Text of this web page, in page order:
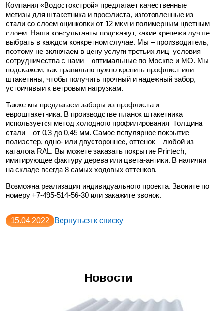
Компания «Водостокстрой» предлагает качественные
метизы для штакетника и профлиста, изготовленные из
стали со слоем оцинковки от 12 мкм и полимерным цветным
слоем. Наши консультанты подскажут, какие крепежи лучше
выбрать в каждом конкретном случае. Мы – производитель,
поэтому не включаем в цену услуги третьих лиц, условия
сотрудничества с нами – оптимальные по Москве и МО. Мы
подскажем, как правильно нужно крепить профлист или
штакетины, чтобы получить прочный и надежный забор,
устойчивый к ветровым нагрузкам.
Также мы предлагаем заборы из профлиста и
евроштакетника. В производстве планок штакетника
используется метод холодного профилирования. Толщина
стали – от 0,3 до 0,45 мм. Самое популярное покрытие –
полиэстер, одно- или двустороннее, оттенок – любой из
каталога RAL. Вы можете заказать покрытие Printech,
имитирующее фактуру дерева или цвета-антики. В наличии
на складе всегда 8 самых ходовых оттенков.
Возможна реализация индивидуального проекта. Звоните по
номеру +7-495-514-56-30 или закажите звонок.
15.04.2022 Вернуться к списку
Новости